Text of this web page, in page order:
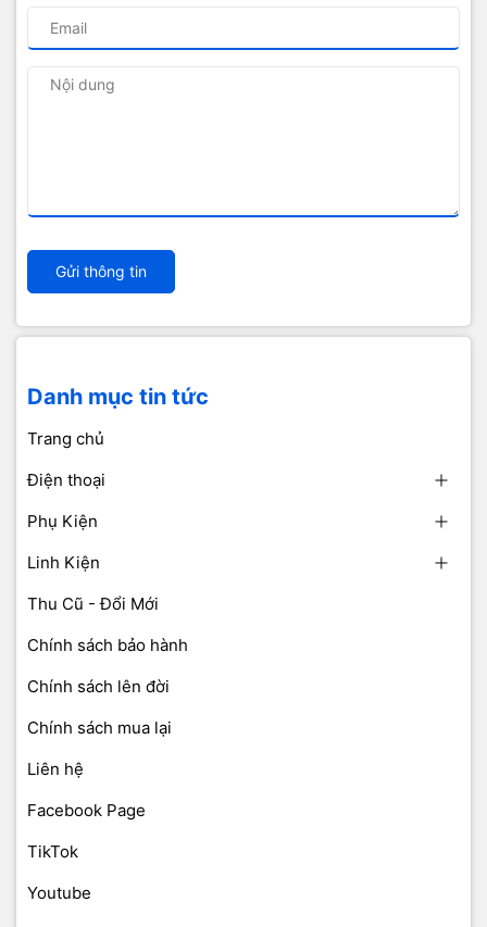
Gửi thông tin
Danh mục tin tức
Trang chủ
Điện thoại
Phụ Kiện
Linh Kiện
Thu Cũ - Đổi Mới
Chính sách bảo hành
Chính sách lên đời
Chính sách mua lại
Liên hệ
Facebook Page
TikTok
Youtube